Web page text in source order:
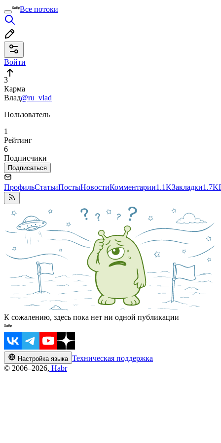
Все потоки
Войти
3
Карма
Влад@ru_vlad
Пользователь
1
Рейтинг
6
Подписчики
Подписаться
ПрофильСтатьиПостыНовостиКомментарии1.1KЗакладки1.7K
К сожалению, здесь пока нет ни одной публикации
Настройка языка Техническая поддержка
© 2006–2026, Habr